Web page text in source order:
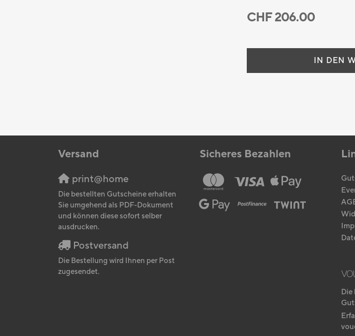
CHF 206.00
IN DEN
Versand
print@home
Die bestellten Gutscheine erhalten
Sie umgehend als PDF-Dokument
und können diese sofort selber
ausdrucken.
Postversand
Die Bestellung wird Ihnen per Post
zugesendet.
Sicheres Bezahlen
Die